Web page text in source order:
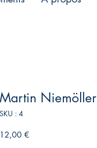
Martin Niemöller
SKU : 4
12,00 €Prix